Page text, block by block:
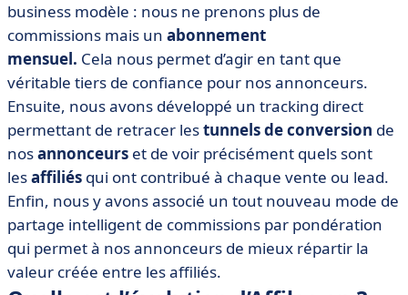
business modèle : nous ne prenons plus de
commissions mais un abonnement
mensuel. Cela nous permet d’agir en tant que
véritable tiers de confiance pour nos annonceurs.
Ensuite, nous avons développé un tracking direct
permettant de retracer lestunnels de conversion de
nosannonceurs et de voir précisément quels sont
lesaffiliés qui ont contribué à chaque vente ou lead.
Enfin, nous y avons associé un tout nouveau mode de
partage intelligent de commissions par pondération
qui permet à nos annonceurs de mieux répartir la
valeur créée entre les affiliés.